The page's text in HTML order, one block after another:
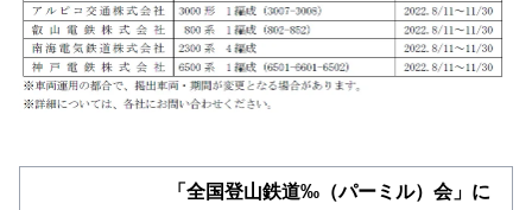
「全国登山鉄道‰（パーミル）会」に